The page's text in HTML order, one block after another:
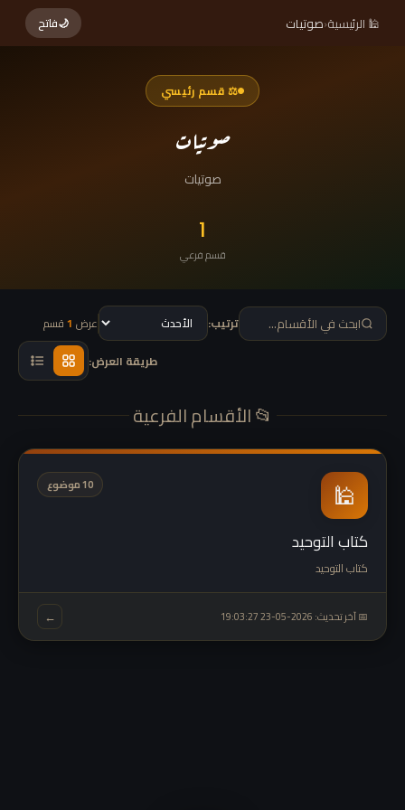
🕌 الرئيسية‹صوتيات 🌙فاتح
⚖ قسم رئيسي
صوتيات
صوتيات
1
قسم فرعي
ترتيب: عرض 1قسم
طريقة العرض:
📂 الأقسام الفرعية
🕌 10 موضوع
كتاب التوحيد
كتاب التوحيد
📅 آخر تحديث: 2026-05-23 19:03:27 ←